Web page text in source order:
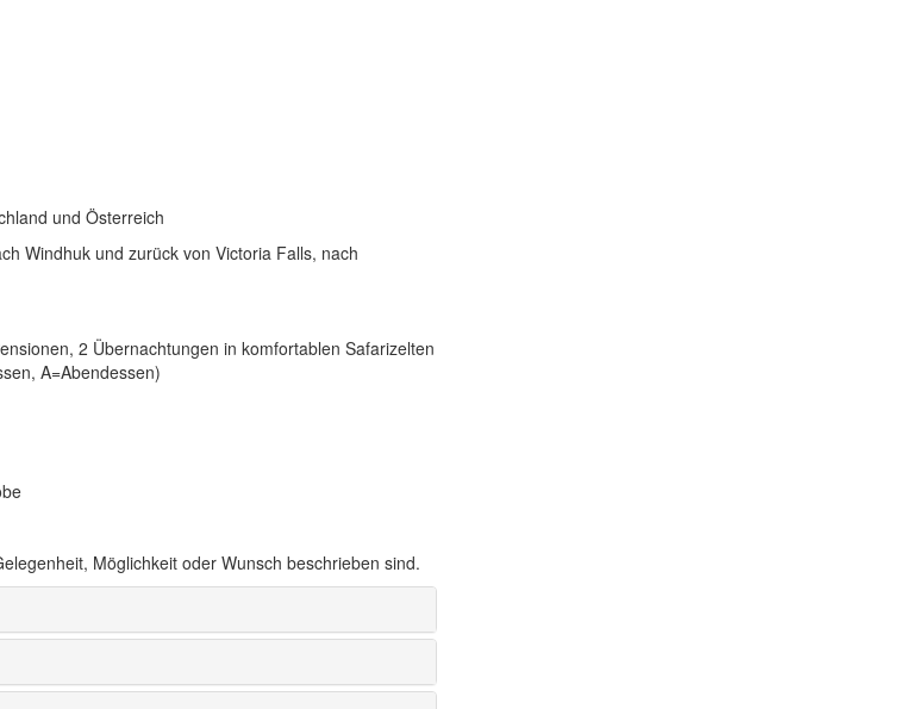
und Österreich
Windhuk und zurück von Victoria Falls, nach
2 Übernachtungen in komfortablen Safarizelten
A=Abendessen)
Möglichkeit oder Wunsch beschrieben sind.